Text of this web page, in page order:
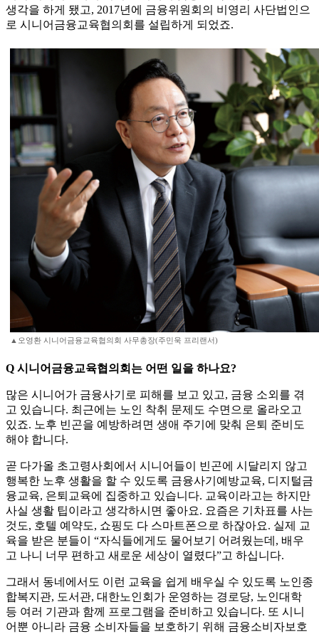
생각을 하게 됐고, 2017년에 금융위원회의 비영리 사단법인으
로 시니어금융교육협의회를 설립하게 되었죠.
▲오영환 시니어금융교육협의회 사무총장(주민욱 프리랜서)
Q 시니어금융교육협의회는 어떤 일을 하나요?
많은 시니어가 금융사기로 피해를 보고 있고, 금융 소외를 겪
고 있습니다. 최근에는 노인 착취 문제도 수면으로 올라오고
있죠. 노후 빈곤을 예방하려면 생애 주기에 맞춰 은퇴 준비도
해야 합니다.
곧 다가올 초고령사회에서 시니어들이 빈곤에 시달리지 않고
행복한 노후 생활을 할 수 있도록 금융사기예방교육, 디지털금
융교육, 은퇴교육에 집중하고 있습니다. 교육이라고는 하지만
사실 생활 팁이라고 생각하시면 좋아요. 요즘은 기차표를 사는
것도, 호텔 예약도, 쇼핑도 다 스마트폰으로 하잖아요. 실제 교
육을 받은 분들이 “자식들에게도 물어보기 어려웠는데, 배우
고 나니 너무 편하고 새로운 세상이 열렸다”고 하십니다.
그래서 동네에서도 이런 교육을 쉽게 배우실 수 있도록 노인종
합복지관, 도서관, 대한노인회가 운영하는 경로당, 노인대학
등 여러 기관과 함께 프로그램을 준비하고 있습니다. 또 시니
어뿐 아니라 금융 소비자들을 보호하기 위해 금융소비자보호